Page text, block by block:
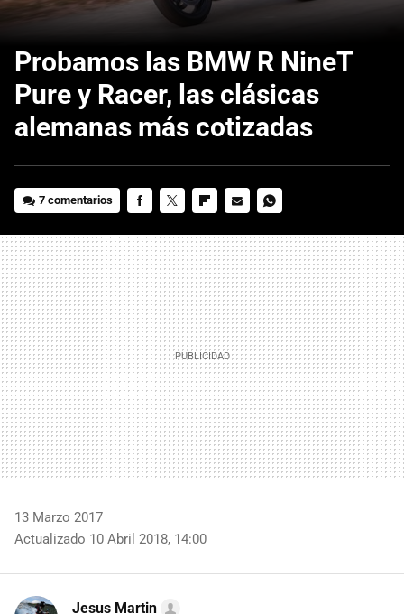
Probamos las BMW R NineT
Pure y Racer, las clásicas
alemanas más cotizadas
7 comentarios
MAIL
13 Marzo 2017
Actualizado 10 Abril 2018, 14:00
Jesus Martin